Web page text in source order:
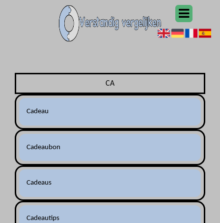
CA
Cadeau
Cadeaubon
Cadeaus
Cadeautips